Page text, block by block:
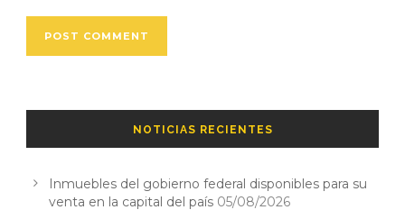
NOTICIAS RECIENTES
Inmuebles del gobierno federal disponibles para su
venta en la capital del país 05/08/2026